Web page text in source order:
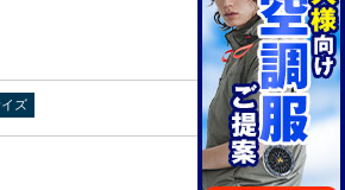
ズ